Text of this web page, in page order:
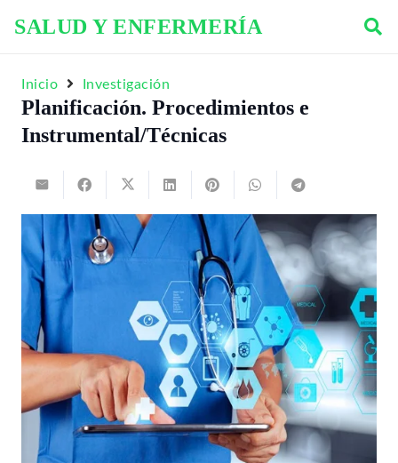
SALUD Y ENFERMERÍA
Inicio Investigación
Planificación. Procedimientos e
Instrumental/Técnicas